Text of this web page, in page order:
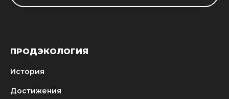
ПРОДЭКОЛОГИЯ
История
Достижения